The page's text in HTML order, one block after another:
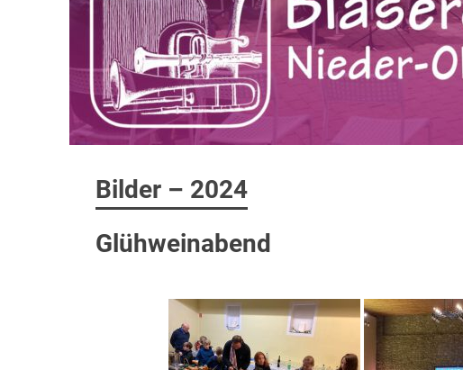
Bilder – 2024
Glühweinabend